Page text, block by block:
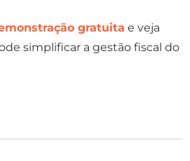
gratuita e veja
simplificar a gestão fiscal do